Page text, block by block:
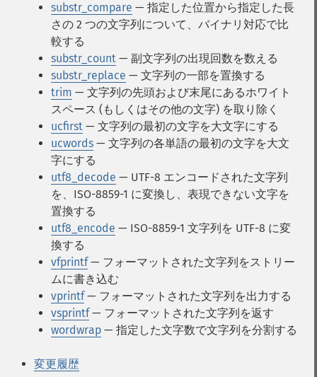
substr_compare — 指定した位置から指定した長
さの 2 つの文字列について、バイナリ対応で比
較する
substr_count — 副文字列の出現回数を数える
substr_replace — 文字列の一部を置換する
trim — 文字列の先頭および末尾にあるホワイト
スペース (もしくはその他の文字) を取り除く
ucfirst — 文字列の最初の文字を大文字にする
ucwords — 文字列の各単語の最初の文字を大文
字にする
utf8_decode — UTF-8 エンコードされた文字列
を、ISO-8859-1 に変換し、表現できない文字を
置換する
utf8_encode — ISO-8859-1 文字列を UTF-8 に変
換する
vfprintf— フォーマットされた文字列をストリー
ムに書き込む
vprintf— フォーマットされた文字列を出力する
vsprintf— フォーマットされた文字列を返す
wordwrap — 指定した文字数で文字列を分割する
変更履歴